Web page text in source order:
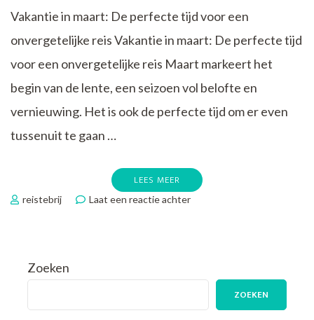
Vakantie in maart: De perfecte tijd voor een
onvergetelijke reis Vakantie in maart: De perfecte tijd
voor een onvergetelijke reis Maart markeert het
begin van de lente, een seizoen vol belofte en
vernieuwing. Het is ook de perfecte tijd om er even
tussenuit te gaan …
LEES MEER
reistebrij Laat een reactie achterop
Zoeken
ZOEKEN